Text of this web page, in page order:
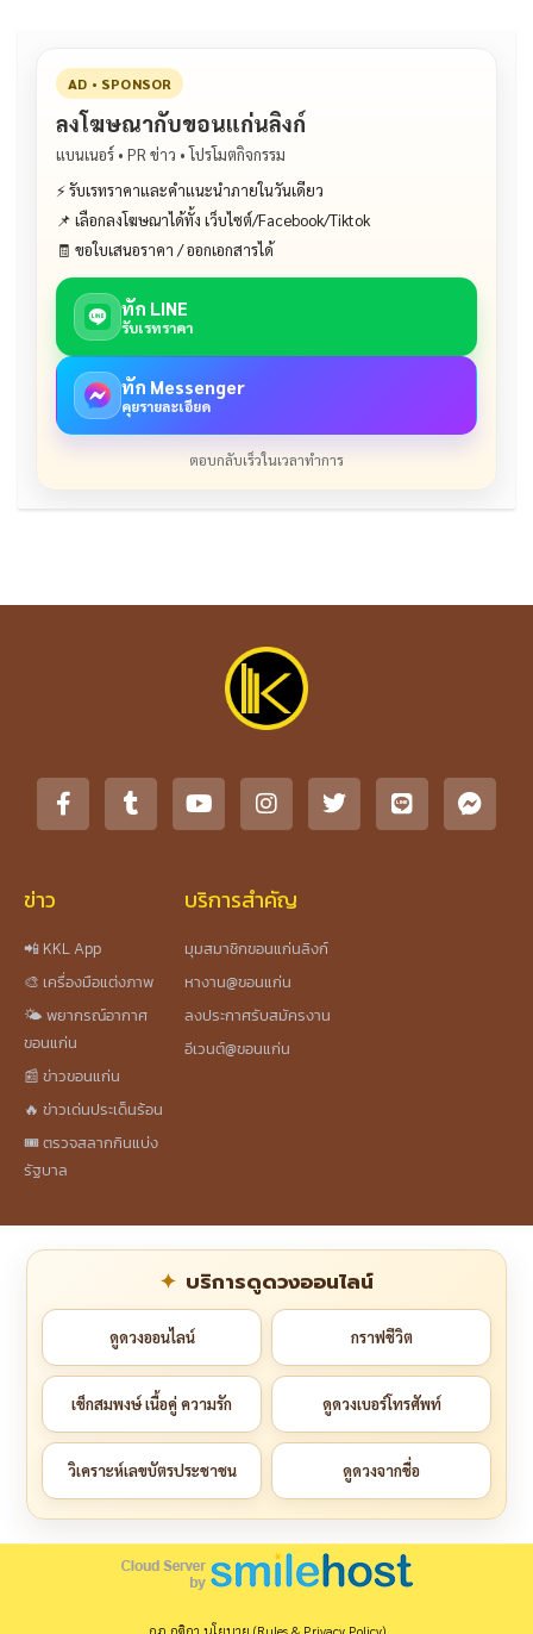
AD • SPONSOR
ลงโฆษณากับขอนแก่นลิงก์
แบนเนอร์ • PR ข่าว • โปรโมตกิจกรรม
⚡ รับเรทราคาและคำแนะนำภายในวันเดียว
📌 เลือกลงโฆษณาได้ทั้ง เว็บไซต์/Facebook/Tiktok
🧾 ขอใบเสนอราคา / ออกเอกสารได้
ทัก LINE
รับเรทราคา
ทัก Messenger
คุยรายละเอียด
ตอบกลับเร็วในเวลาทำการ
ข่าว
📲 KKL App
🎨 เครื่องมือแต่งภาพ
🌤️ พยากรณ์อากาศ
ขอนแก่น
📰 ข่าวขอนแก่น
🔥 ข่าวเด่นประเด็นร้อน
🎟️ ตรวจสลากกินแบ่ง
รัฐบาล
บริการสำคัญ
มุมสมาชิกขอนแก่นลิงก์
หางาน@ขอนแก่น
ลงประกาศรับสมัครงาน
อีเวนต์@ขอนแก่น
บริการดูดวงออนไลน์
ดูดวงออนไลน์ กราฟชีวิต
เช็กสมพงษ์ เนื้อคู่ ความรัก ดูดวงเบอร์โทรศัพท์
วิเคราะห์เลขบัตรประชาชน ดูดวงจากชื่อ